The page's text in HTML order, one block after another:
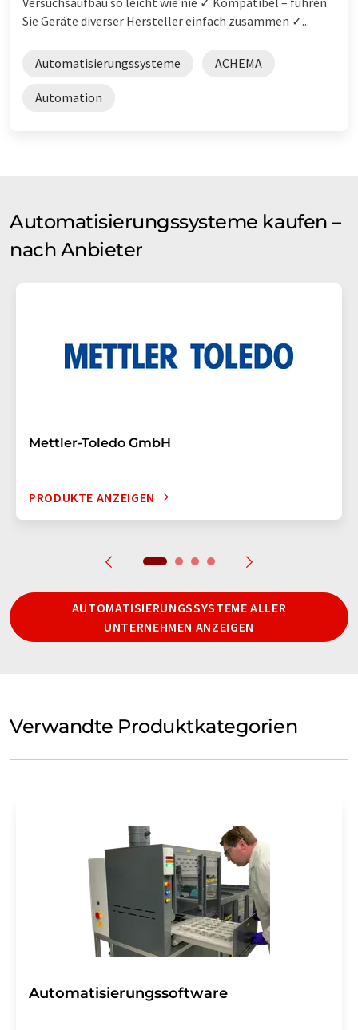
Sie Geräte diverser Hersteller einfach zusammen ✓...
Automatisierungssysteme ACHEMA
Automation
Automatisierungssysteme kaufen –
nach Anbieter
Mettler-Toledo GmbH
PRODUKTE ANZEIGEN
AUTOMATISIERUNGSSYSTEME ALLER
UNTERNEHMEN ANZEIGEN
Verwandte Produktkategorien
Automatisierungssoftware